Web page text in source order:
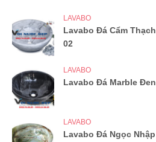
LAVABO
Lavabo Đá Cẩm
02
LAVABO
Lavabo Đá Marble
LAVABO
Lavabo Đá Ngọc